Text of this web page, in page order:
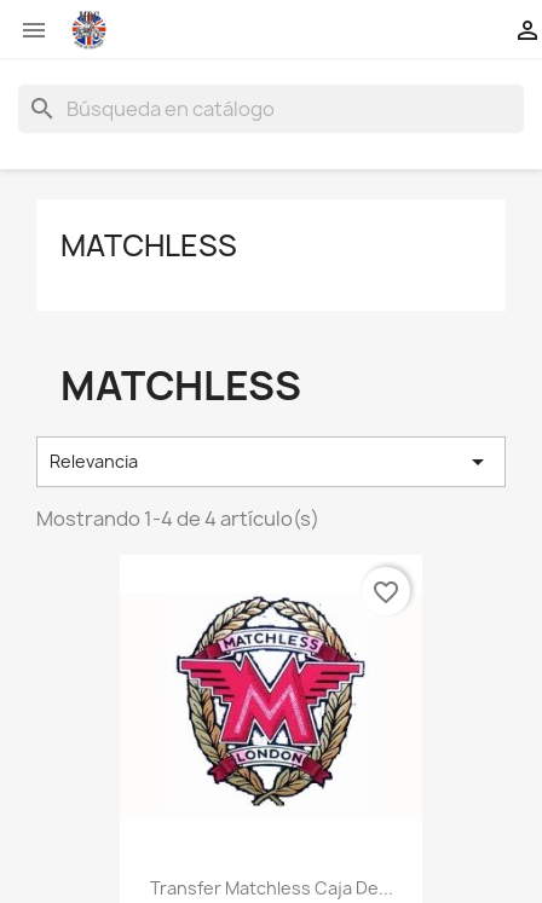
 
search
MATCHLESS
MATCHLESS
Relevancia 
Mostrando 1-4 de 4 artículo(s)
Transfer Matchless Caja De...
favorite_border